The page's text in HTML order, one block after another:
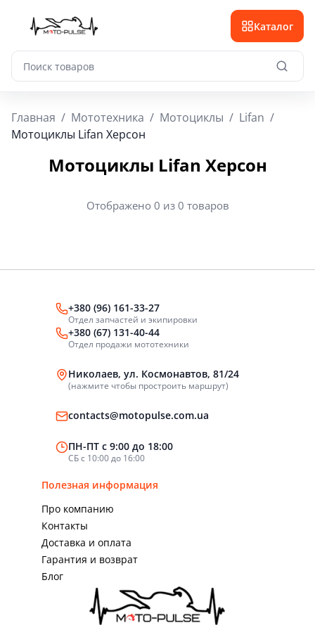
Каталог
Главная / Мототехника / Мотоциклы / Lifan /
Мотоциклы Lifan Херсон
Мотоциклы Lifan Херсон
Отображено 0 из 0 товаров
Полезная информация
Про компанию
Контакты
Доставка и оплата
Гарантия и возврат
Блог
+380 (96) 161-33-27
Отдел запчастей и экипировки
+380 (67) 131-40-44
Отдел продажи мототехники
Николаев, ул. Космонавтов, 81/24
(нажмите чтобы простроить маршрут)
contacts@motopulse.com.ua
ПН-ПТ с 9:00 до 18:00
СБ с 10:00 до 16:00